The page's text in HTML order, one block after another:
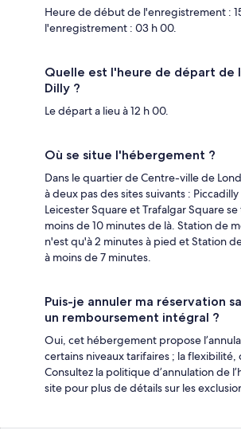
Heure de début de l'enregistrement :
l'enregistrement : 03 h 00.
Quelle est l'heure de départ de
Dilly ?
Le départ a lieu à 12 h 00.
Où se situe l'hébergement ?
Dans le quartier de Centre-ville de
à deux pas des sites suivants :
Leicester Square et Trafalgar Square
moins de 10 minutes de là. Station de
n'est qu'à 2 minutes à pied et Station
à moins de 7 minutes.
Puis-je annuler ma réservation
un remboursement intégral ?
Oui, cet hébergement propose
certains niveaux tarifaires ; la flexibilité,
Consultez la politique d’annulation de
site pour plus de détails sur les